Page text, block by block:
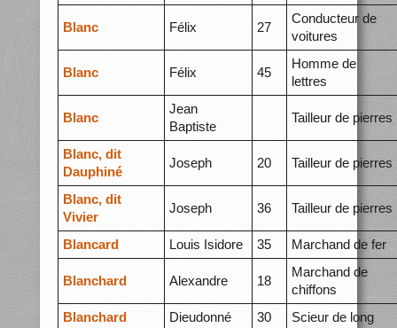
Blanc Félix 27
Conducteur de
voitures
Blanc Félix 45
Homme de
lettres
Blanc
Jean
Baptiste
Tailleur de pierres
Blanc, dit
Dauphiné
Joseph 20 Tailleur de pierres
Blanc, dit
Vivier
Joseph 36 Tailleur de pierres
Blancard Louis Isidore 35 Marchand de fer
Blanchard Alexandre 18
Marchand de
chiffons
Blanchard
Dieudonné 30 Scieur de long